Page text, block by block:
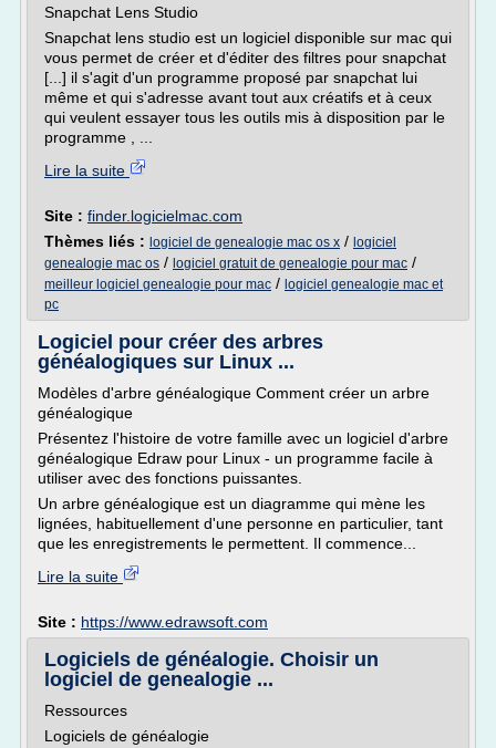
Snapchat Lens Studio
Snapchat lens studio est un logiciel disponible sur mac qui
vous permet de créer et d'éditer des filtres pour snapchat
[...] il s'agit d'un programme proposé par snapchat lui
même et qui s'adresse avant tout aux créatifs et à ceux
qui veulent essayer tous les outils mis à disposition par le
programme , ...
Lire la suite
Site : finder.logicielmac.com
Thèmes liés : logiciel de genealogie mac os x / logiciel
genealogie mac os / logiciel gratuit de genealogie pour mac /
meilleur logiciel genealogie pour mac / logiciel genealogie mac et
pc
Logiciel pour créer des arbres
généalogiques sur Linux ...
Modèles d'arbre généalogique Comment créer un arbre
généalogique
Présentez l'histoire de votre famille avec un logiciel d'arbre
généalogique Edraw pour Linux - un programme facile à
utiliser avec des fonctions puissantes.
Un arbre généalogique est un diagramme qui mène les
lignées, habituellement d'une personne en particulier, tant
que les enregistrements le permettent. Il commence...
Lire la suite
Site : https://www.edrawsoft.com
Logiciels de généalogie. Choisir un
logiciel de genealogie ...
Ressources
Logiciels de généalogie